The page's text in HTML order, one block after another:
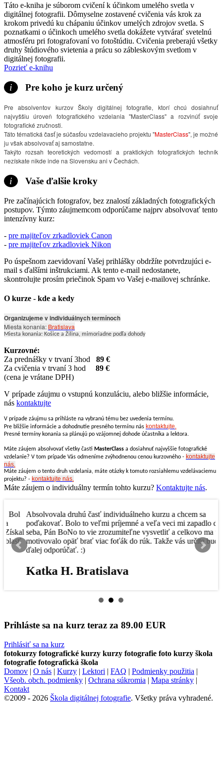
Táto e-kniha je súborom cvičení k účinkom umelého svetla v
digitálnej fotografii. Dômyselne zostavené cvičenia vás krok za
krokom privedú ku chápaniu účinkov umelých zdrojov svetla. S
poznatkami o účinkoch umelého svetla dokážete vytvárať svetelnú
atmosféru pri fotografovaní vo fotoštúdiu. Cvičenia preberajú všetky
druhy štúdiového svietenia a prácu so zábleskovým svetlom v
digitálnej fotografii.
Pozrieť e-knihu
i Pre koho je kurz určený
Pre absolventov kurzov Školy digitálnej fotografie, ktorí chcú dosiahnuť
najvyššiu úroveň fotografického vzdelania "MasterClass" a rozvinúť svoje
fotografické zručnosti.
Táto tématická časť je súčasťou vzdelavacieho projektu "MasterClass", je možné
ju však absolvovať aj samostatne.
Takýto rozsah teoretických vedomostí a praktických fotografických techník
nezískate nikde inde na Slovensku ani v Čechách.
i Vaše ďalšie kroky
Pre začínajúcich fotografov, bez znalostí základných fotografických
postupov. Týmto záujmemcom odporúčame najprv absolvovať tento
intenzívny kurz:
- pre majiteľov zrkadloviek Canon
- pre majiteľov zrkadloviek Nikon
Po úspešnom zaevidovaní Vašej prihlášky obdržíte potvrdzujúci e-
mail s ďalšími inštrukciami. Ak tento e-mail nedostanete,
skontrolujte prosím priečinok Spam vo Vašej e-mailovej schránke.
O kurze - kde a kedy
Organizujeme v individuálnych termínoch
Miesta konania: Bratislava
Miesta konania: Košice a Žilina, mimoriadne podľa dohody
Kurzovné:
Za prednášky v trvaní 3hod 89 €
Za cvičenia v trvaní 3 hod 89 €
(cena je vrátane DPH)
V prípade záujmu o vstupnú konzuláciu, alebo bližšie informácie,
nás kontaktujte
V prípade záujmu sa prihláste na vybranú tému bez uvedenia termínu.
Pre bližšie informácie a dohodnutie presného termínu nás kontaktujte.
Presné termíny konania sa plánujú po vzájomnej dohode účastníka a lektora.
Máte záujem absolvovať všetky časti MasterClass a dosiahnuť najvyššie fotografické
vzdelanie? V tom prípade Vás odmeníme zvýhodnenou cenou kurzovného - kontaktujte
nás.
Máte záujem o tento druh vzdelania, máte otázky k tomuto rozsiahlemu vzdelávaciemu
projektu? - kontaktujte nás.
Máte záujem o individuálny termín tohto kurzu? Kontaktujte nás.
Absolvovala druhú časť individuálneho kurzu a chcem sa
poďakovať. Bolo to veľmi príjemné a veľa veci mi zapadlo do
seba, Pán BoNo to vie zrozumiteľne vysvetliť a celkovo ma to
motivovalo opäť brať viac foťák do rúk. Takže vás určite budem
ďalej odporúčať. :)
Katka H. Bratislava
Prihláste sa na kurz teraz za 89.00 EUR
Prihlásiť sa na kurz
fotokurzy fotografické kurzy kurzy fotografie foto kurzy škola
fotografie fotografická škola
Domov | O nás | Kurzy | Lektori | FAQ | Podmienky použitia |
Všeob. obch. podmienky | Ochrana súkromia | Mapa stránky |
Kontakt
©2009 - 2026 Škola digitálnej fotografie. Všetky práva vyhradené.